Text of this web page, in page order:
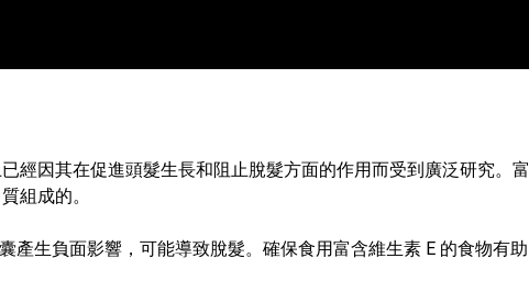
經因其在促進頭髮生長和阻止脫髮方面的作用而受到廣泛研究。富
組成的。
生負面影響，可能導致脫髮。確保食用富含維生素 E 的食物有助